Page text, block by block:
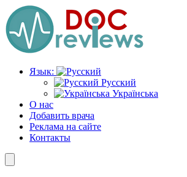
Перейти
к
содержимому
Язык:
Русский
Українська
О нас
Добавить врача
Реклама на сайте
Контакты